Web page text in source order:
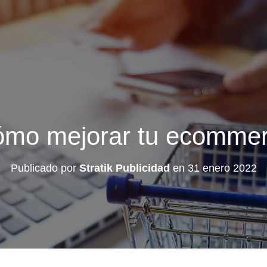
mejorar tu
Publicado porStratik Publicidad en 31 enero 2022